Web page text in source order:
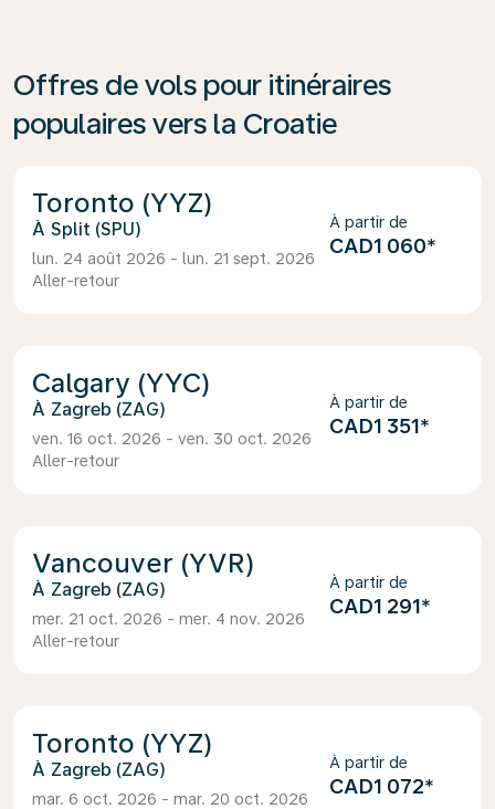
Offres de vols pour itinéraires
populaires vers la Croatie
Toronto (YYZ)
Split (SPU)
lun. 24 août 2026 - lun. 21 sept. 2026
Aller-retour
À partir de
CAD1 060*
Calgary (YYC)
Zagreb (ZAG)
ven. 16 oct. 2026 - ven. 30 oct. 2026
Aller-retour
À partir de
CAD1 351*
Vancouver (YVR)
Zagreb (ZAG)
mer. 21 oct. 2026 - mer. 4 nov. 2026
Aller-retour
À partir de
CAD1 291*
Toronto (YYZ)
Zagreb (ZAG)
mar. 6 oct. 2026 - mar. 20 oct. 2026
À partir de
CAD1 072*